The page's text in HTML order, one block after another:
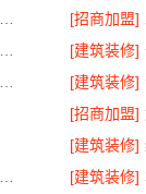
[招商加盟]
[建筑装修]
[建筑装修]
[招商加盟]
[建筑装修]
[建筑装修]